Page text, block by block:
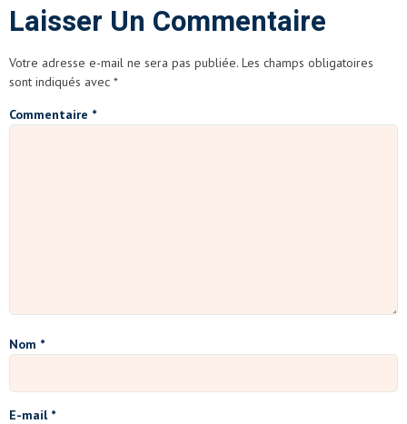
Laisser Un Commentaire
Votre adresse e-mail ne sera pas publiée. Les champs obligatoires
sont indiqués avec *
Commentaire *
Nom *
E-mail *